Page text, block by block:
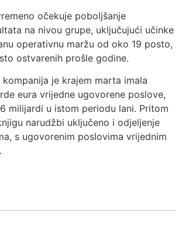
očekuje poboljšanje
na nivou grupe, uključujući učinke
operativnu maržu od oko 19 posto,
ostvarenih prošle godine.
je krajem marta imala
eura vrijedne ugovorene poslove,
milijardi u istom periodu lani. Pritom
narudžbi uključeno i odjeljenje
s ugovorenim poslovima vrijednim